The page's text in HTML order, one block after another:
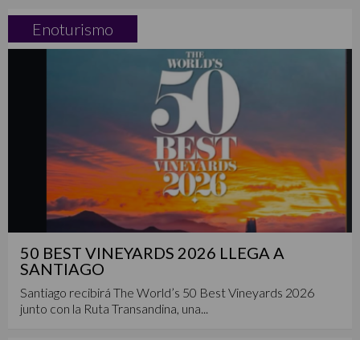
Enoturismo
50 BEST VINEYARDS 2026 LLEGA A
SANTIAGO
Santiago recibirá The World’s 50 Best Vineyards 2026
junto con la Ruta Transandina, una...